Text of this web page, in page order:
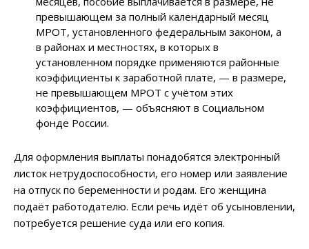
превышающем за полный календарный месяц
МРОТ, установленного федеральным законом, а
в районах и местностях, в которых в
установленном порядке применяются районные
коэффициенты к заработной плате, — в размере,
не превышающем МРОТ с учётом этих
коэффициентов, — объясняют в Социальном
фонде России.
Для оформления выплаты понадобятся электронный
листок нетрудоспособности, его номер или заявление
на отпуск по беременности и родам. Его женщина
подаёт работодателю. Если речь идёт об усыновлении,
потребуется решение суда или его копия.